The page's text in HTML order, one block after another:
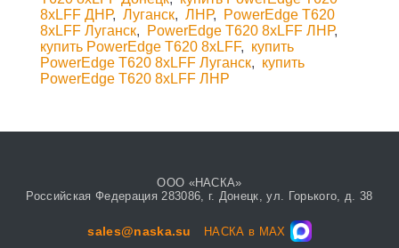
8xLFF ДНР, Луганск, ЛНР,
PowerEdge T620
8xLFF Луганск, PowerEdge T620 8xLFF ЛНР,
купить PowerEdge T620 8xLFF, купить
PowerEdge T620 8xLFF Луганск, купить
PowerEdge T620 8xLFF ЛНР
ООО «НАСКА»
Российская Федерация 283086, г. Донецк, ул. Горького, д. 38
sales@naska.su НАСКА в MAX